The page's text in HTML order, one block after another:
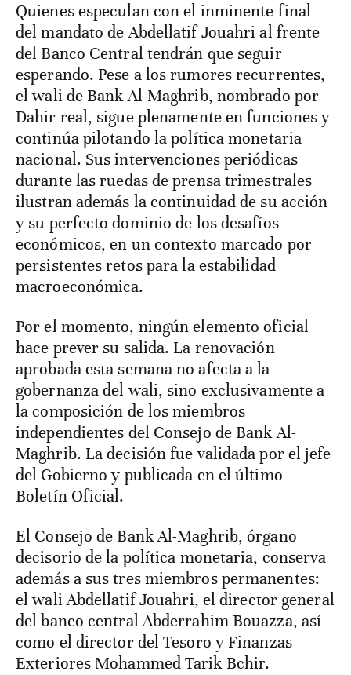
Quienes especulan con el inminente final
del mandato de Abdellatif Jouahri al frente
del Banco Central tendrán que seguir
esperando. Pese a los rumores recurrentes,
el wali de Bank Al-Maghrib, nombrado por
Dahir real, sigue plenamente en funciones y
continúa pilotando la política monetaria
nacional. Sus intervenciones periódicas
durante las ruedas de prensa trimestrales
ilustran además la continuidad de su acción
y su perfecto dominio de los desafíos
económicos, en un contexto marcado por
persistentes retos para la estabilidad
macroeconómica.
Por el momento, ningún elemento oficial
hace prever su salida. La renovación
aprobada esta semana no afecta a la
gobernanza del wali, sino exclusivamente a
la composición de los miembros
independientes del Consejo de Bank Al-
Maghrib. La decisión fue validada por el jefe
del Gobierno y publicada en el último
Boletín Oficial.
El Consejo de Bank Al-Maghrib, órgano
decisorio de la política monetaria, conserva
además a sus tres miembros permanentes:
el wali Abdellatif Jouahri, el director general
del banco central Abderrahim Bouazza, así
como el director del Tesoro y Finanzas
Exteriores Mohammed Tarik Bchir.